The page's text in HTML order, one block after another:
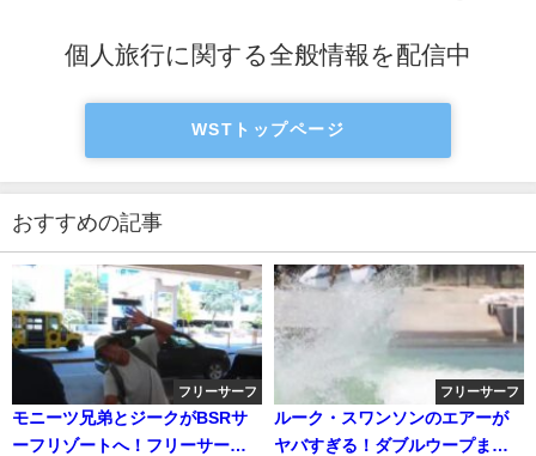
個人旅行に関する全般情報を配信中
WSTトップページ
おすすめの記事
フリーサーフ
モニーツ兄弟とジークがBSRサ
ーフリゾートへ！フリーサーフ
フリーサーフ
ルーク・スワンソンのエアーが
ヤバすぎる！ダブルウープまで